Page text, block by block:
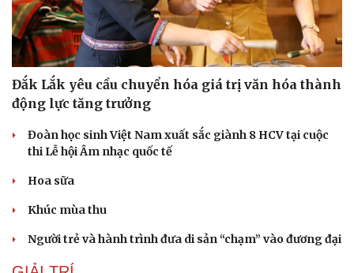
Đắk Lắk yêu cầu chuyển hóa giá trị văn hóa thành
động lực tăng trưởng
Đoàn học sinh Việt Nam xuất sắc giành 8 HCV tại cuộc
thi Lễ hội Âm nhạc quốc tế
Hoa sữa
Khúc mùa thu
Người trẻ và hành trình đưa di sản “chạm” vào đương đại